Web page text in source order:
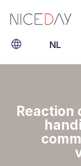
NL
EN
Reaction